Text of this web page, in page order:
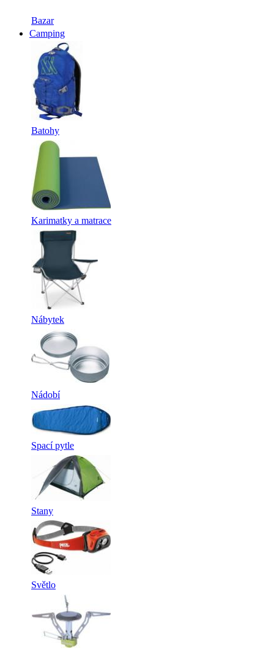
Bazar
Camping
Batohy
Karimatky a matrace
Nábytek
Nádobí
Spací pytle
Stany
Světlo